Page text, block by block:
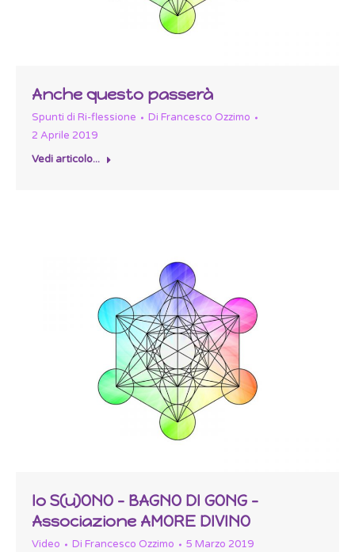
Anche questo passerà
Spunti di Ri-flessione Di Francesco Ozzimo
2 Aprile 2019
Vedi articolo...
Io S(u)ONO – BAGNO DI GONG –
Associazione AMORE DIVINO
Video Di Francesco Ozzimo
5 Marzo 2019